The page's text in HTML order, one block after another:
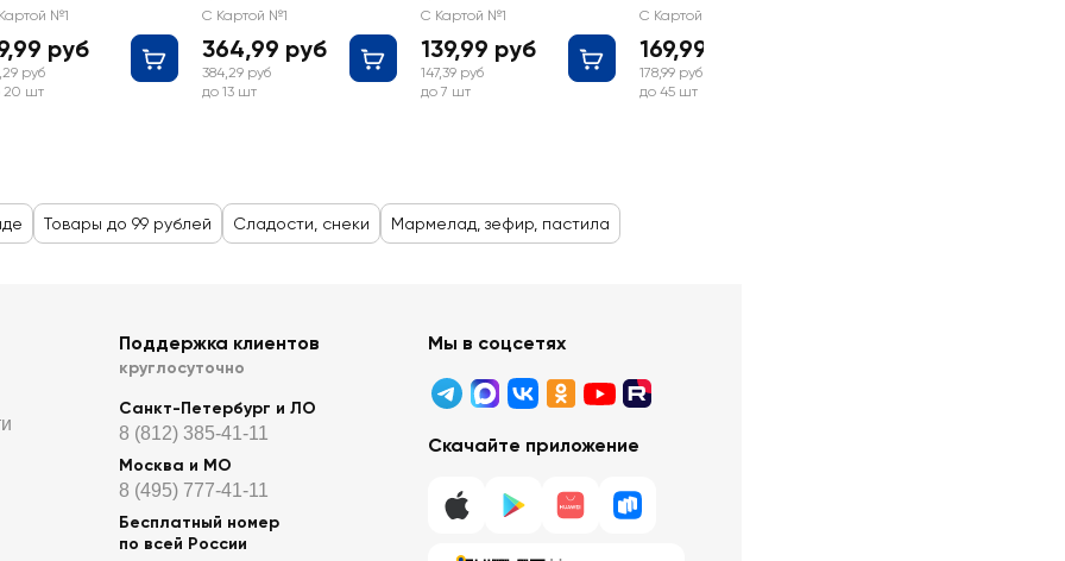
№1
руб
руб
20 шт
шоколаде
С Картой №1
364,99 руб
384,29 руб
до 13 шт
С Картой №1
139,99 руб
147,39 руб
до 7 шт
С Картой №1
169,99 руб
178,99 руб
до 45 шт
Товары до 99 рублей Сладости, снеки Мармелад, зефир, пастила
Поддержка клиентов
круглосуточно
Санкт-Петербург и ЛО
8 (812) 385-41-11
Москва и МО
8 (495) 777-41-11
Бесплатный номер
по всей России
Мы в соцсетях
Скачайте приложение